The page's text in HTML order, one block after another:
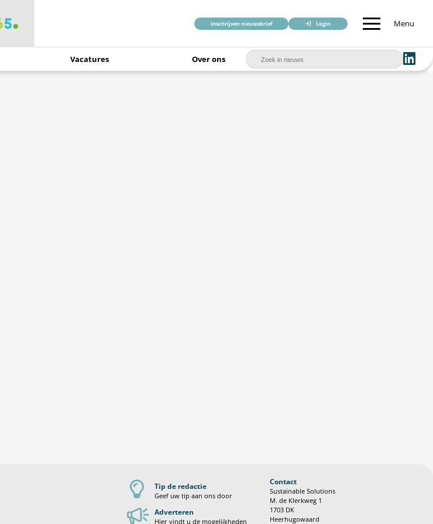
Inschrijven nieuwsbrief Login Menu
Vacatures Over ons
Tip de redactie
Geef uw tip aan ons door
Adverteren
Hier vindt u de mogelijkheden
Contact
Sustainable Solutions
M. de Klerkweg 1
1703 DK
Heerhugowaard